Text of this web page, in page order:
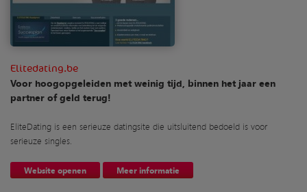
Elitedating.be
Voor hoogopgeleiden met weinig tijd, binnen het jaar een
partner of geld terug!
EliteDating is een serieuze datingsite die uitsluitend bedoeld is voor
serieuze singles.
Website openen Meer informatie